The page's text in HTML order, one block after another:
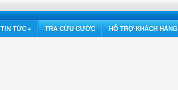
TIN TỨC TRA CỨU CƯỚC HỖ TRỢ KHÁCH HÀNG